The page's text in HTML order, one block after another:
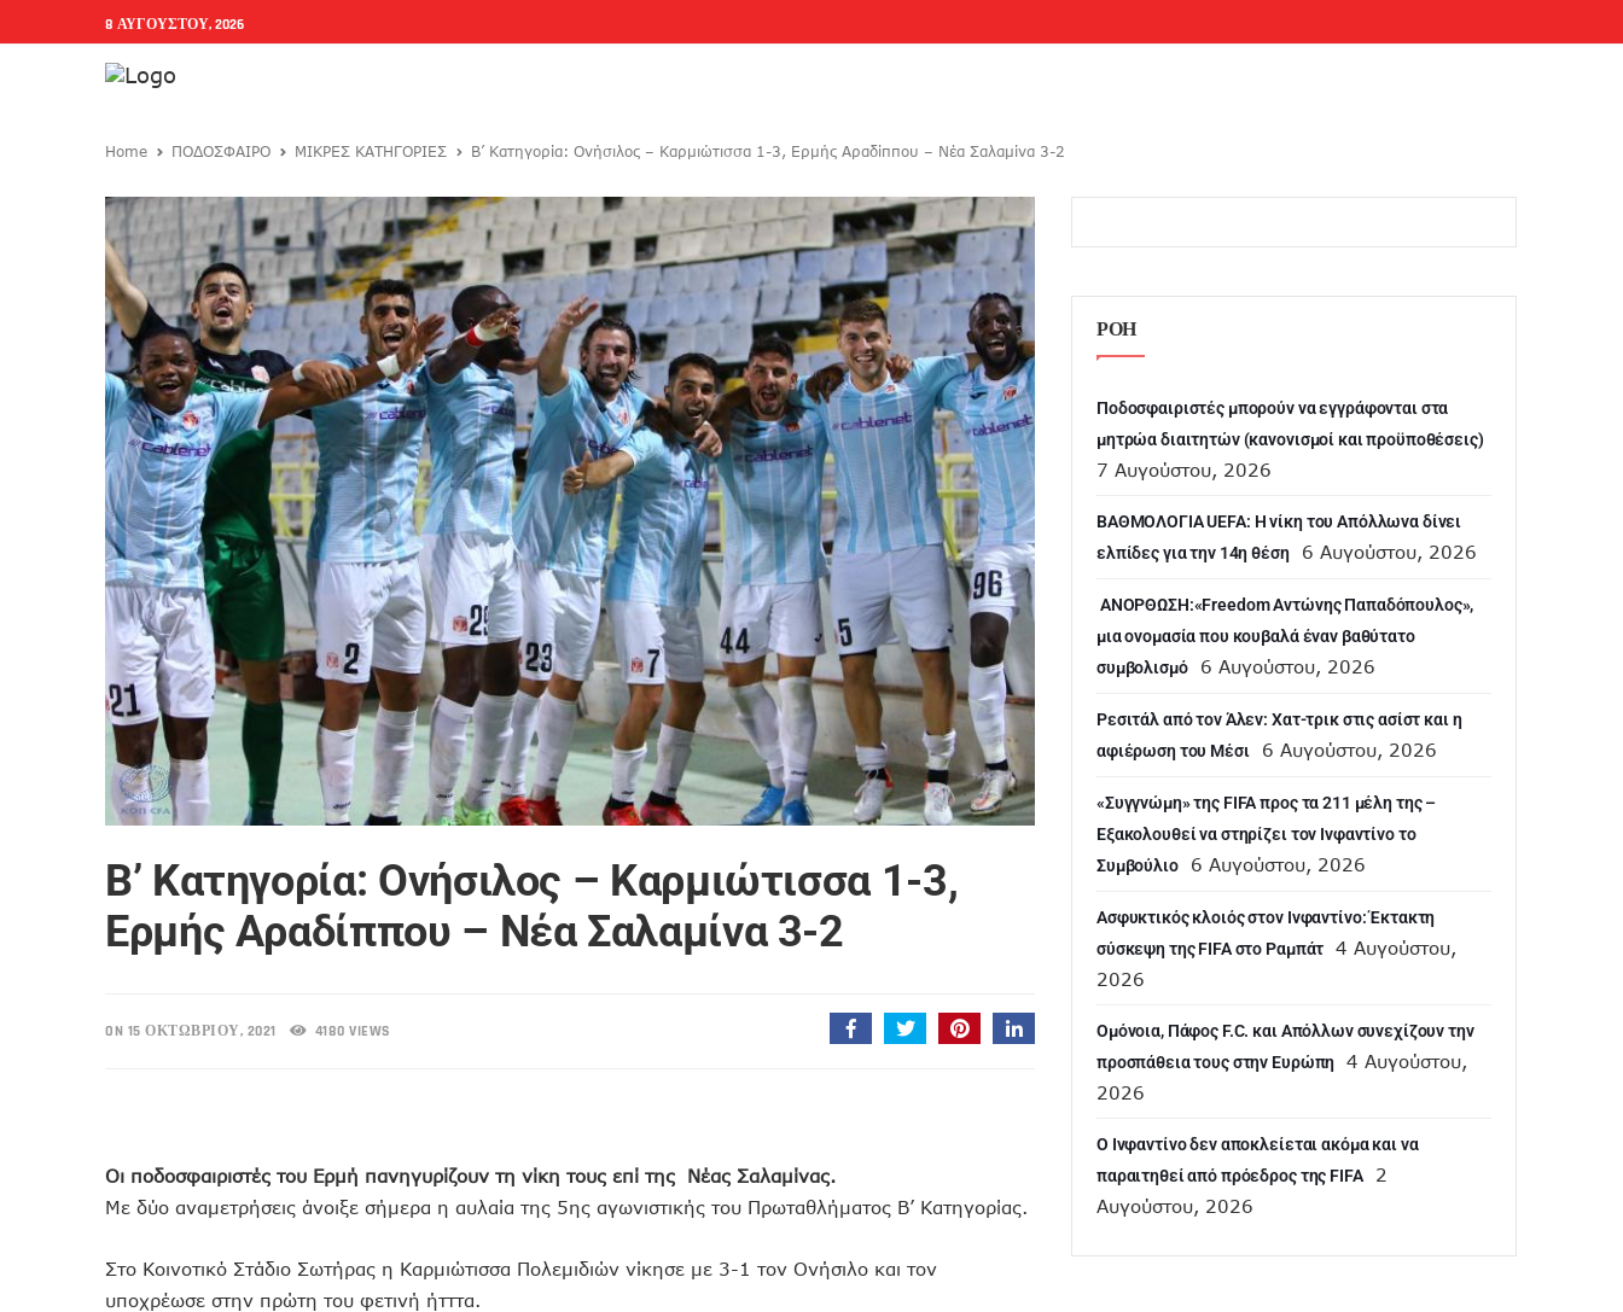
8 ΑΥΓΟΎΣΤΟΥ, 2026
Home ΠΟΔΟΣΦΑΙΡΟ ΜΙΚΡΕΣ ΚΑΤΗΓΟΡΙΕΣ Β’ Κατηγορία: Ονήσιλος – Καρμιώτισσα 1-3, Ερμής Αραδίππου – Νέα Σαλαμίνα 3-2
Β’ Κατηγορία: Ονήσιλος – Καρμιώτισσα 1-3,
Ερμής Αραδίππου – Νέα Σαλαμίνα 3-2
ON 15 ΟΚΤΩΒΡΊΟΥ, 2021 4180 VIEWS
Οι ποδοσφαιριστές του Ερμή πανηγυρίζουν τη νίκη τους επί της Νέας Σαλαμίνας.
Με δύο αναμετρήσεις άνοιξε σήμερα η αυλαία της 5ης αγωνιστικής του Πρωταθλήματος Β’ Κατηγορίας.
Στο Κοινοτικό Στάδιο Σωτήρας η Καρμιώτισσα Πολεμιδιών νίκησε με 3-1 τον Ονήσιλο και τον
υποχρέωσε στην πρώτη του φετινή ήτττα.
ΡΟΗ
Ποδοσφαιριστές μπορούν να εγγράφονται στα
μητρώα διαιτητών (κανονισμοί και προϋποθέσεις)
7 Αυγούστου, 2026
ΒΑΘΜΟΛΟΓΙΑ UEFA: Η νίκη του Απόλλωνα δίνει
ελπίδες για την 14η θέση
6 Αυγούστου, 2026
ANOΡΘΩΣΗ:«Freedom Αντώνης Παπαδόπουλος»,
μια ονομασία που κουβαλά έναν βαθύτατο
συμβολισμό
6 Αυγούστου, 2026
Ρεσιτάλ από τον Άλεν: Χατ-τρικ στις ασίστ και η
αφιέρωση του Μέσι
6 Αυγούστου, 2026
«Συγγνώμη» της FIFA προς τα 211 μέλη της –
Εξακολουθεί να στηρίζει τον Ινφαντίνο το
Συμβούλιο
6 Αυγούστου, 2026
Ασφυκτικός κλοιός στον Ινφαντίνο: Έκτακτη
σύσκεψη της FIFA στο Ραμπάτ
4 Αυγούστου,
2026
Ομόνοια, Πάφος F.C. και Απόλλων συνεχίζουν την
προσπάθεια τους στην Ευρώπη
4 Αυγούστου,
2026
Ο Ινφαντίνο δεν αποκλείεται ακόμα και να
παραιτηθεί από πρόεδρος της FIFA
2
Αυγούστου, 2026